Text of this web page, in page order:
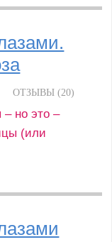
ОТЗЫВЫ (20)
– но это –
(или